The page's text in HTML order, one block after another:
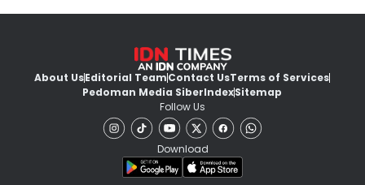
About UsEditorial TeamContact UsTerms of Services
Pedoman Media SiberIndexSitemap
Follow Us
Download